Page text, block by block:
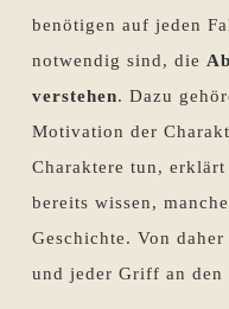
benötigen auf jeden
notwendig sind, die
verstehen. Dazu
Motivation der
Charaktere tun,
bereits wissen,
Geschichte. Von
und jeder Griff an